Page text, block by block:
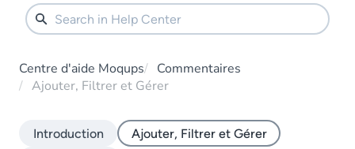
Centre d'aide Moqups
Commentaires
Ajouter, Filtrer et Gérer
Introduction
Ajouter, Filtrer et Gérer